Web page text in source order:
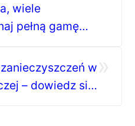
wiele
pełną gamę
w
– dowiedz się,